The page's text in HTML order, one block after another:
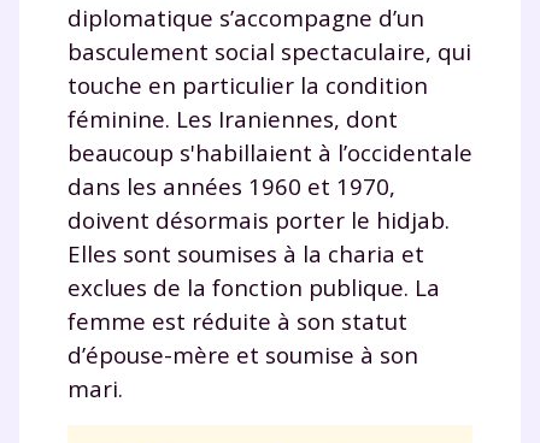
diplomatique s’accompagne d’un
basculement social spectaculaire, qui
touche en particulier la condition
féminine. Les Iraniennes, dont
beaucoup s'habillaient à l’occidentale
dans les années 1960 et 1970,
doivent désormais porter le hidjab.
Elles sont soumises à la charia et
exclues de la fonction publique. La
femme est réduite à son statut
d’épouse-mère et soumise à son
mari.